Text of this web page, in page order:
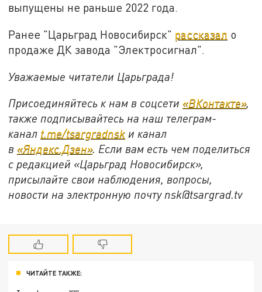
выпущены не раньше 2022 года.
Ранее "Царьград Новосибирск" рассказал о
продаже ДК завода "Электросигнал".
Уважаемые читатели Царьграда!
Присоединяйтесь к нам в соцсети «ВКонтакте»,
также подписывайтесь на наш телеграм-
канал t.me/tsargradnsk и канал
в «Яндекс.Дзен». Если вам есть чем поделиться
с редакцией «Царьград Новосибирск»,
присылайте свои наблюдения, вопросы,
новости на электронную почту nsk@tsargrad.tv
ЧИТАЙТЕ ТАКЖЕ: